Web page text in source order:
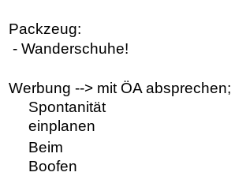
Packzeug:
- Wanderschuhe!
Werbung --> mit ÖA absprechen;
Spontanität
einplanen
Beim
Boofen